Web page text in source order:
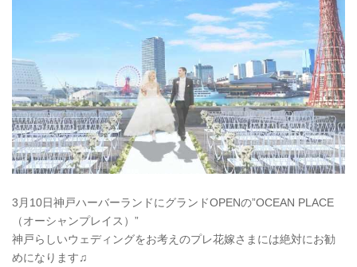
3月10日神戸ハーバーランドにグランドOPENの”OCEAN PLACE
（オーシャンプレイス）”
神戸らしいウェディングをお考えのプレ花嫁さまには絶対にお勧
めになります♫